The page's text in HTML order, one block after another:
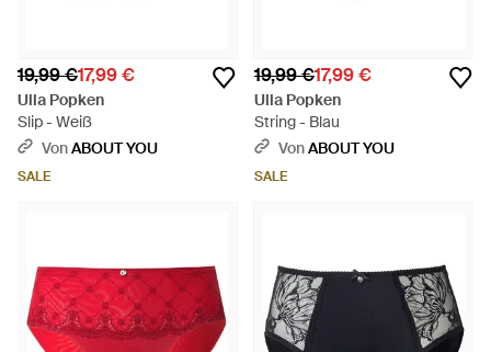
19,99 €17,99 €
Ulla Popken
Slip - Weiß
VonABOUT YOU
SALE
19,99 €17,99 €
Ulla Popken
String - Blau
VonABOUT YOU
SALE